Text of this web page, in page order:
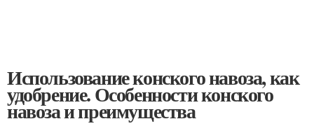
Использование конского навоза, как
удобрение. Особенности конского
навоза и преимущества